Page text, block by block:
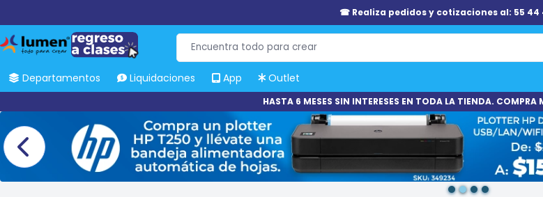
☎ Realiza pedidos y cotizaciones al: 55 44
Departamentos Liquidaciones App Outlet
HASTA 6 MESES SIN INTERESES EN TODA LA TIENDA.